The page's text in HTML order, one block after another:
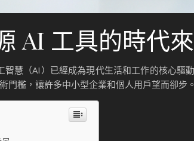
AI 工具的時代
智慧（AI）已經成為現代生活和工作的核心
門檻，讓許多中小型企業和個人用戶望而卻步